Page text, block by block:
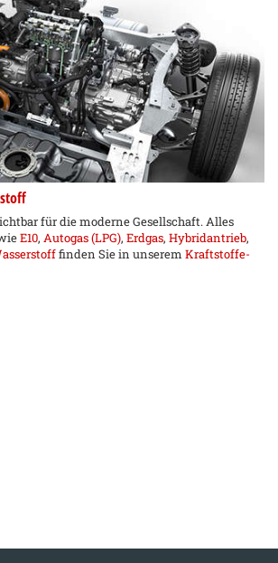
für die moderne Gesellschaft. Alles
E10, Autogas (LPG), Erdgas, Hybridantrieb,
finden Sie in unserem Kraftstoffe-